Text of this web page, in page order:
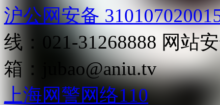
沪公网安备
线：021-31268888 网站
箱：
jubao@aniu.tv
上海网警网络110